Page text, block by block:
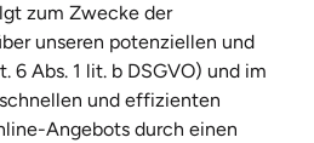
zum Zwecke der
unseren potenziellen und
6 Abs. 1 lit. b DSGVO) und im
und effizienten
Angebots durch einen